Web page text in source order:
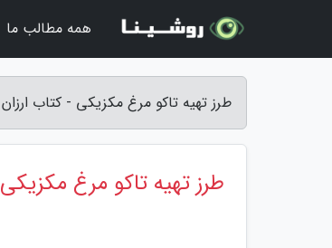
طرز تهیه تاکو مرغ مکزیکی - کتاب ارزان
طرز تهیه تاکو مرغ مکزیکی
همه مطالب ما